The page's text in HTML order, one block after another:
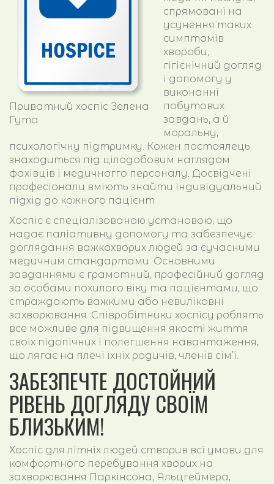
ПАНСІОНАТ ДЛЯ ЛІТНІХ | БУДИНОК ПРЕСТАРІЛИХ | ХОСПІС |
УКРАЇНСЬКА
ENGLISH
Ціни на проживання у пансіонаті
Відео пансіонату “Зелена Гута”
Програми розміщення в пансіонаті для літніх
Пансіонат для літніх | Будинок престарілих | Трансфер в
пансіонат
Приватний хоспіс для важкохворих в Києві
Приватний хоспіс Зелена
Гута
спрямовані на
усунення таких
симптомів
хвороби,
гігієнічний догляд
і допомогу у
виконанні
побутових
завдань, а й
моральну,
психологічну підтримку. Кожен постоялець
знаходиться під цілодобовим наглядом
фахівців і медичногго персоналу. Досвідчені
професіонали вміють знайти індивідуальний
підхід до кожного пацієнт
Хоспіс є спеціалізованою установою, що
надає паліативну допомогу та забезпечує
доглядання важкохворих людей за сучасними
медичним стандартами. Основними
завданнями є грамотний, професійний догляд
за особами похилого віку та пацієнтами, що
страждають важкими або невиліковні
захворювання. Співробітники хоспісу роблять
все можливе для підвищення якості життя
своїх підопічних і полегшення навантаження,
що лягає на плечі їхніх родичів, членів сім’ї.
ЗАБЕЗПЕЧТЕ ДОСТОЙНИЙ
РІВЕНЬ ДОГЛЯДУ СВОЇМ
БЛИЗЬКИМ!
Хоспіс для літніх людей створив всі умови для
комфортного перебування хворих на
захворювання Паркінсона, Альцгеймера,